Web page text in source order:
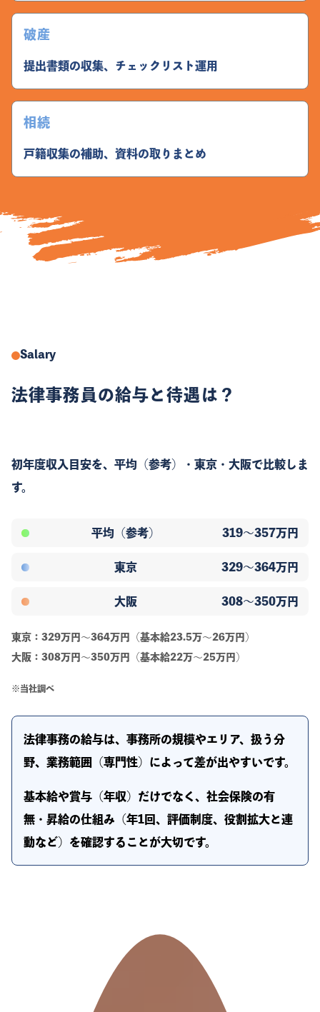
破産
提出書類の収集、チェックリスト運用
相続
戸籍収集の補助、資料の取りまとめ
Salary
法律事務員の給与と待遇は？
初年度収入目安を、 平均（参考） ・ 東京 ・ 大阪で比較しま
す。
平均（参考） 319～357万円
東京 329～364万円
大阪 308～350万円
東京：329万円～364万円（基本給23.5万～26万円）
大阪：308万円～350万円（基本給22万～25万円）
※当社調べ
法律事務の給与は、事務所の規模やエリア、扱う分
野、業務範囲（専門性）によって差が出やすいです。
基本給や賞与（年収）だけでなく、社会保険の有
無・昇給の仕組み（年1回、評価制度、役割拡大と連
動など）を確認することが大切です。